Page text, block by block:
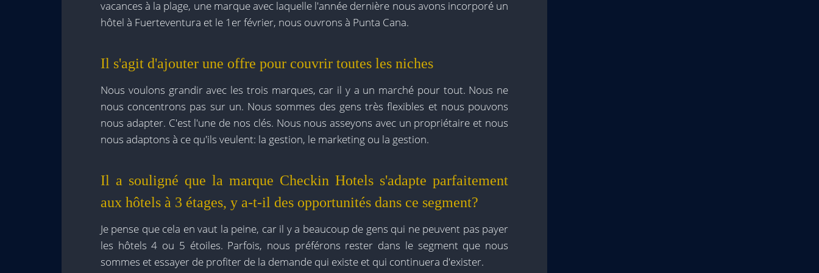
vacances à la plage, une marque avec laquelle l'année dernière nous avons incorporé un
hôtel à Fuerteventura et le 1er février, nous ouvrons à Punta Cana.
Il s'agit d'ajouter une offre pour couvrir toutes les niches
Nous voulons grandir avec les trois marques, car il y a un marché pour tout. Nous ne
nous concentrons pas sur un. Nous sommes des gens très flexibles et nous pouvons
nous adapter. C'est l'une de nos clés. Nous nous asseyons avec un propriétaire et nous
nous adaptons à ce qu'ils veulent: la gestion, le marketing ou la gestion.
Il a souligné que la marque Checkin Hotels s'adapte parfaitement
aux hôtels à 3 étages, y a-t-il des opportunités dans ce segment?
Je pense que cela en vaut la peine, car il y a beaucoup de gens qui ne peuvent pas payer
les hôtels 4 ou 5 étoiles. Parfois, nous préférons rester dans le segment que nous
sommes et essayer de profiter de la demande qui existe et qui continuera d'exister.